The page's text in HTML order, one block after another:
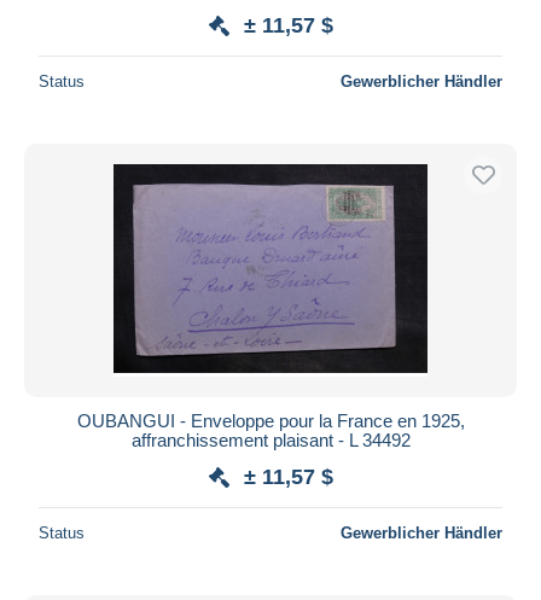
± 11,57 $
Status Gewerblicher Händler
OUBANGUI - Enveloppe pour la France en 1925,
affranchissement plaisant - L 34492
± 11,57 $
Status Gewerblicher Händler